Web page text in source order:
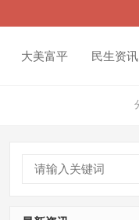
大美富平 民生资讯